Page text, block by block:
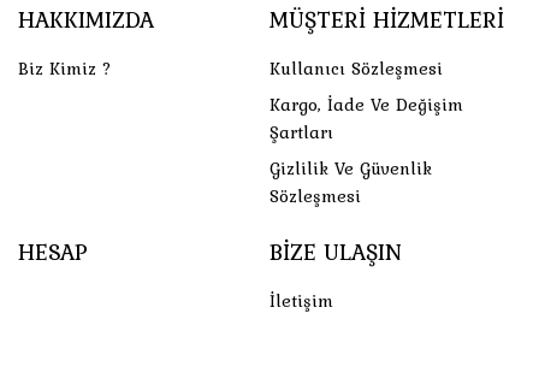
HAKKIMIZDA
Biz Kimiz ?
MÜŞTERI HIZMETLERI
Kullanıcı Sözleşmesi
Kargo, İade Ve Değişim
Şartları
Gizlilik Ve Güvenlik
Sözleşmesi
HESAP BIZE ULAŞIN
İletişim